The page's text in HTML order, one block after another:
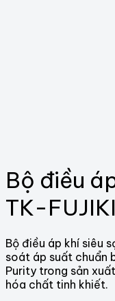
Bộ điều
TK-
Bộ điều áp khí siêu
soát áp suất chuẩn
Purity trong sản
hóa chất tinh khiết.